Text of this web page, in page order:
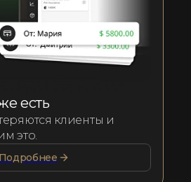
есть
клиенты и
это.
Подробнее